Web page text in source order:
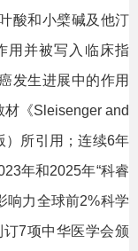
酸和小檗碱及他汀
用并被写入临床指
发生进展中的作用
《Sleisenger and
）所引用；连续6年
年和2025年“科睿
响力全球前2%科学
7项中华医学会颁